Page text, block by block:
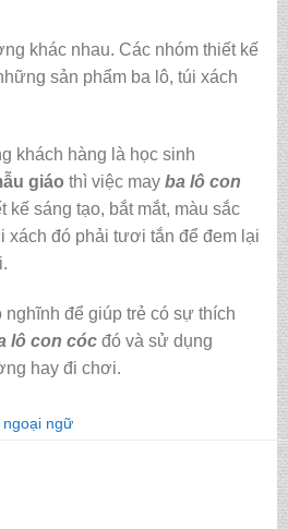
khác nhau. Các nhóm thiết kế
sản phẩm ba lô, túi xách
khách hàng là học sinh
giáo thì việc may ba lô con
sáng tạo, bắt mắt, màu sắc
xách đó phải tươi tắn để đem lại
nghĩnh để giúp trẻ có sự thích
lô con cócđó và sử dụng
hay đi chơi.